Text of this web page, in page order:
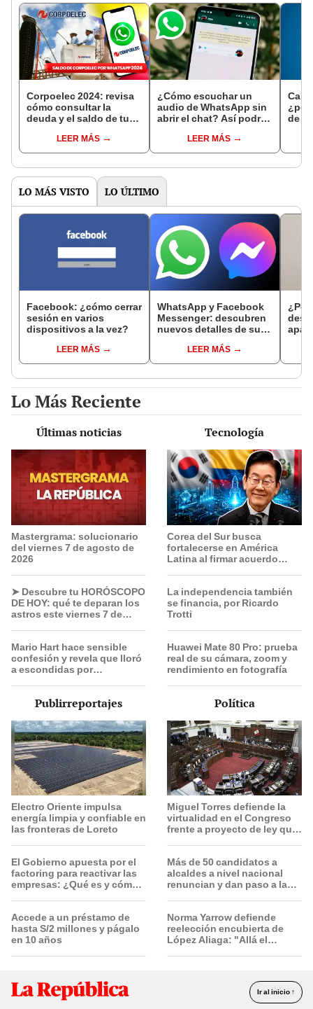
Corpoelec 2024: revisa
cómo consultar la
deuda y el saldo de tu
LEER MÁS
¿Cómo escuchar un
audio de WhatsApp sin
abrir el chat? Así podrás
LEER MÁS
¿por
de
LO MÁS VISTO LO ÚLTIMO
Facebook: ¿cómo cerrar
sesión en varios
dispositivos a la vez?
LEER MÁS
WhatsApp y Facebook
Messenger: descubren
nuevos detalles de su
LEER MÁS
¿Por
Lo Más Reciente
Últimas noticias
Mastergrama: solucionario
del viernes 7 de agosto de
2026
➤ Descubre tu HORÓSCOPO
DE HOY: qué te deparan los
astros este viernes 7 de
Mario Hart hace sensible
confesión y revela que lloró
a escondidas por
Ella no me ha visto"
Tecnología
Corea del Sur busca
fortalecerse en América
Latina al firmar acuerdo
innovación
La independencia también
se financia, por Ricardo
Trotti
Huawei Mate 80 Pro: prueba
real de su cámara, zoom y
rendimiento en fotografía
Publirreportajes
Electro Oriente impulsa
energía limpia y confiable en
las fronteras de Loreto
El Gobierno apuesta por el
factoring para reactivar las
empresas: ¿Qué es y cómo
Accede a un préstamo de
hasta S/2 millones y págalo
en 10 años
Política
Miguel Torres defiende la
virtualidad en el Congreso
frente a proyecto de ley que
Más de 50 candidatos a
alcaldes a nivel nacional
renuncian y dan paso a la
Norma Yarrow defiende
reelección encubierta de
López Aliaga: "Allá el
Ir al inicio ↑